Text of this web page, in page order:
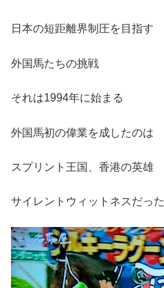
日本の短距離界制圧を目指す
外国馬たちの挑戦
それは1994年に始まる
外国馬初の偉業を成したのは
スプリント王国、香港の英雄
サイレントウィットネスだった